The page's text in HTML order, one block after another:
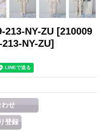
213-NY-ZU [210009
NY-ZU]